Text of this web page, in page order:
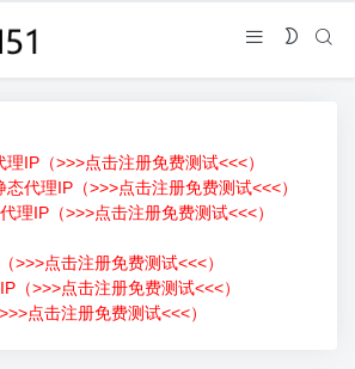
IP（>>>点击注册免费测试<<<）
代理IP（>>>点击注册免费测试<<<）
理IP（>>>点击注册免费测试<<<）
>>>点击注册免费测试<<<）
（>>>点击注册免费测试<<<）
点击注册免费测试<<<）